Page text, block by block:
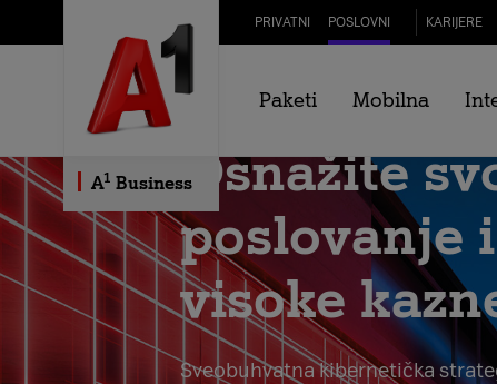
Skip to Main Content PRIVATNI POSLOVNI KARIJERE
A1 Business
Paketi Mobilna
Osnažite
poslovanje
visoke
Sveobuhvatna kibernetička